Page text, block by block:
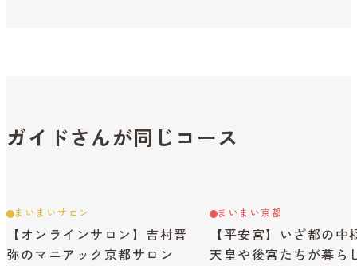
ガイドさんが同じコース
まいまいサロン
【オンラインサロン】吉村晋
弥のマニアック京都サロン
まいまい京都
【平安宮】いざ都の中
天皇や後宮たちが暮ら